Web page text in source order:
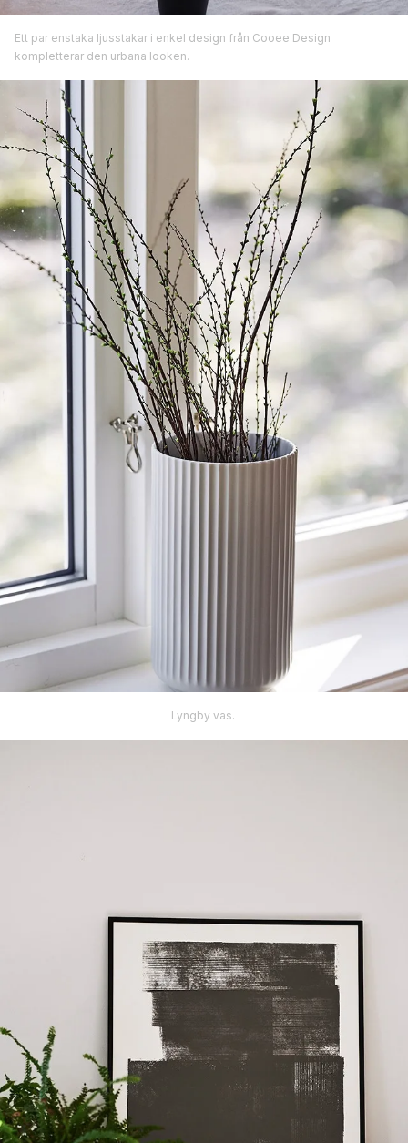
Ett par enstaka ljusstakar i enkel design från Cooee Design
kompletterar den urbana looken.
Lyngby vas.